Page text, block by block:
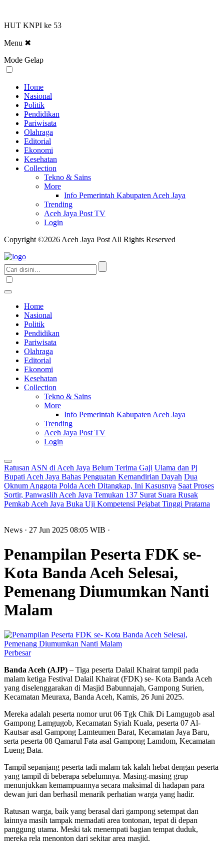
HUT KNPI ke 53
Menu ✖
Mode Gelap
Home
Nasional
Politik
Pendidikan
Pariwisata
Olahraga
Editorial
Ekonomi
Kesehatan
Collection
Tekno & Sains
More
Info Pemerintah Kabupaten Aceh Jaya
Trending
Aceh Jaya Post TV
Login
Copyright ©2026 Aceh Jaya Post All Rights Reserved
Home
Nasional
Politik
Pendidikan
Pariwisata
Olahraga
Editorial
Ekonomi
Kesehatan
Collection
Tekno & Sains
More
Info Pemerintah Kabupaten Aceh Jaya
Trending
Aceh Jaya Post TV
Login
Ratusan ASN di Aceh Jaya Belum Terima Gaji Ulama dan Pj
Bupati Aceh Jaya Bahas Penguatan Kemandirian Dayah Dua
Oknum Anggota Polda Aceh Ditangkap, Ini Kasusnya Saat Proses
Sortir, Panwaslih Aceh Jaya Temukan 137 Surat Suara Rusak
Pemkab Aceh Jaya Buka Uji Kompetensi Pejabat Tinggi Pratama
News · 27 Jun 2025 08:05 WIB ·
Penampilan Peserta FDK se-
Kota Banda Aceh Selesai,
Pemenang Diumumkan Nanti
Malam
Perbesar
Banda Aceh (AJP) – Tiga peserta Dalail Khairat tampil pada
malam ketiga Festival Dalail Khairat (FDK) se- Kota Banda Aceh
yang diselenggarakan di Masjid Babunnajah, Gampong Surien,
Kecamatan Meuraxa, Banda Aceh, Kamis, 26 Juni 2025.
Mereka adalah peserta nomor urut 06 Tgk Chik Di Lamgugob asal
Gampong Lamgugob, Kecamatan Syiah Kuala, peserta 07 Al-
Kautsar asal Gampong Lamteumen Barat, Kecamatan Jaya Baru,
serta peserta 08 Qamarul Fata asal Gampong Lamdom, Kecamatan
Lueng Bata.
Tampil sepanjang peserta tadi malam tak kalah hebat dengan peserta
yang tampil di beberapa sebelumnya. Masing-masing grup
menunjukkan kemampuannya secara maksimal di hadapan para
dewan juri dan berhasil menarik perhatian warga yang hadir.
Ratusan warga, baik yang berasal dari gampong setempat dan
lainnya masih tampak memadati area tontonan, tepat di depan
panggung utama. Meski tak menempati bagian tempat duduk,
mereka rela menonton dari sekitar area masjid.